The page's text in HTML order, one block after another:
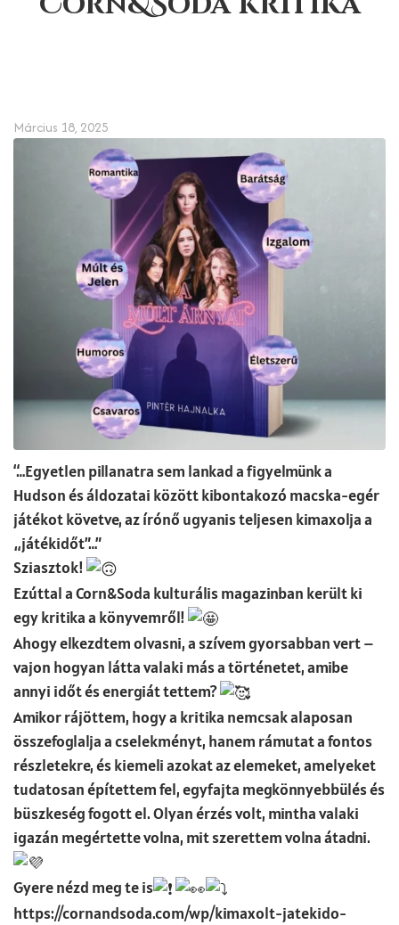
Március 18, 2025
“…Egyetlen pillanatra sem lankad a figyelmünk a
Hudson és áldozatai között kibontakozó macska-egér
játékot követve, az írónő ugyanis teljesen kimaxolja a
„játékidőt”…”
Sziasztok!
Ezúttal a Corn&Soda kulturális magazinban került ki
egy kritika a könyvemről!
Ahogy elkezdtem olvasni, a szívem gyorsabban vert –
vajon hogyan látta valaki más a történetet, amibe
annyi időt és energiát tettem?
Amikor rájöttem, hogy a kritika nemcsak alaposan
összefoglalja a cselekményt, hanem rámutat a fontos
részletekre, és kiemeli azokat az elemeket, amelyeket
tudatosan építettem fel, egyfajta megkönnyebbülés és
büszkeség fogott el. Olyan érzés volt, mintha valaki
igazán megértette volna, mit szerettem volna átadni.
Gyere nézd meg te is
https://cornandsoda.com/wp/kimaxolt-jatekido-